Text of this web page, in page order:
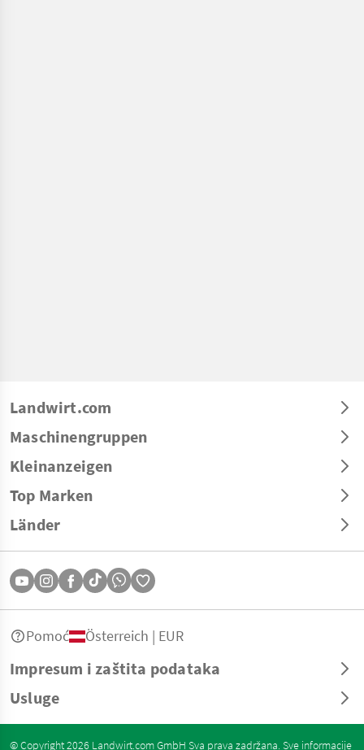
Landwirt.com
Maschinengruppen
Kleinanzeigen
Top Marken
Länder
Impresum i zaštita podataka
Usluge
Pomoć Österreich | EUR
© Copyright 2026 Landwirt.com GmbH Sva prava zadržana. Sve informacije